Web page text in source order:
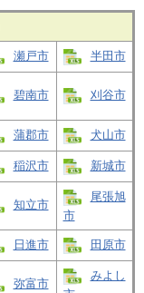
瀬戸市 半田市
碧南市 刈谷市
蒲郡市 犬山市
稲沢市 新城市
知立市
尾張旭
市
日進市 田原市
弥富市
みよし